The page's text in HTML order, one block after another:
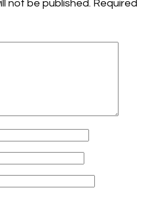
not be published. Required